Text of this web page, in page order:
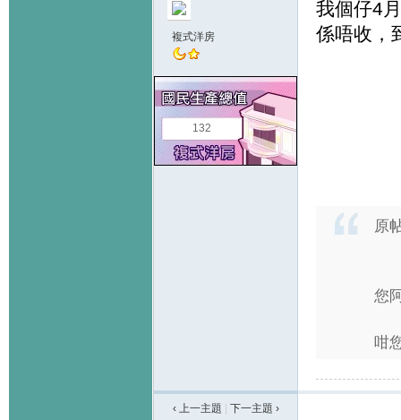
複式洋房
132
我個仔4
係唔收，
原
您
咁
‹ 上一主題 下一主題 ›